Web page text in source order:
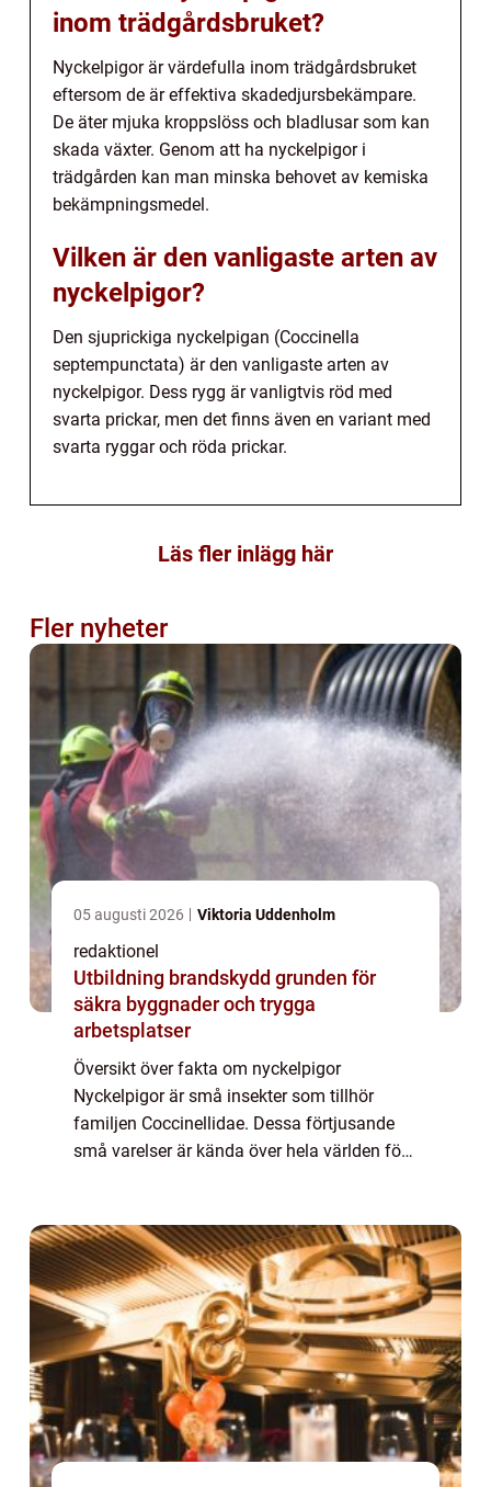
inom trädgårdsbruket?
Nyckelpigor är värdefulla inom trädgårdsbruket
eftersom de är effektiva skadedjursbekämpare.
De äter mjuka kroppslöss och bladlusar som kan
skada växter. Genom att ha nyckelpigor i
trädgården kan man minska behovet av kemiska
bekämpningsmedel.
Vilken är den vanligaste arten av
nyckelpigor?
Den sjuprickiga nyckelpigan (Coccinella
septempunctata) är den vanligaste arten av
nyckelpigor. Dess rygg är vanligtvis röd med
svarta prickar, men det finns även en variant med
svarta ryggar och röda prickar.
Läs fler inlägg här
Fler nyheter
05 augusti 2026 Viktoria Uddenholm
redaktionel
Utbildning brandskydd grunden för
säkra byggnader och trygga
arbetsplatser
Översikt över fakta om nyckelpigor
Nyckelpigor är små insekter som tillhör
familjen Coccinellidae. Dessa förtjusande
små varelser är kända över hela världen för
hundratals o...